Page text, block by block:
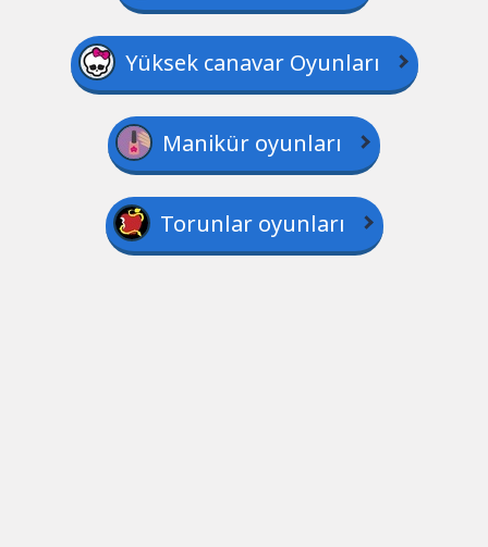
Yüksek canavar Oyunları
Manikür oyunları
Torunlar oyunları